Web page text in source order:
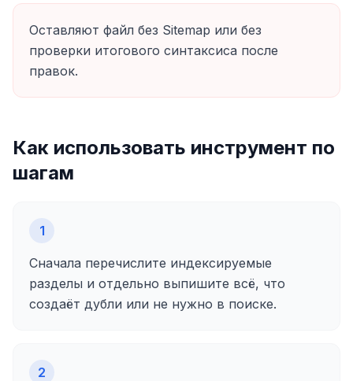
Оставляют файл без Sitemap или без
проверки итогового синтаксиса после
правок.
Как использовать инструмент по
шагам
1
Сначала перечислите индексируемые
разделы и отдельно выпишите всё, что
создаёт дубли или не нужно в поиске.
2